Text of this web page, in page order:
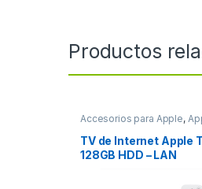
Productos
Accesorios para Apple,
TV de Internet Apple
128GB HDD – LAN